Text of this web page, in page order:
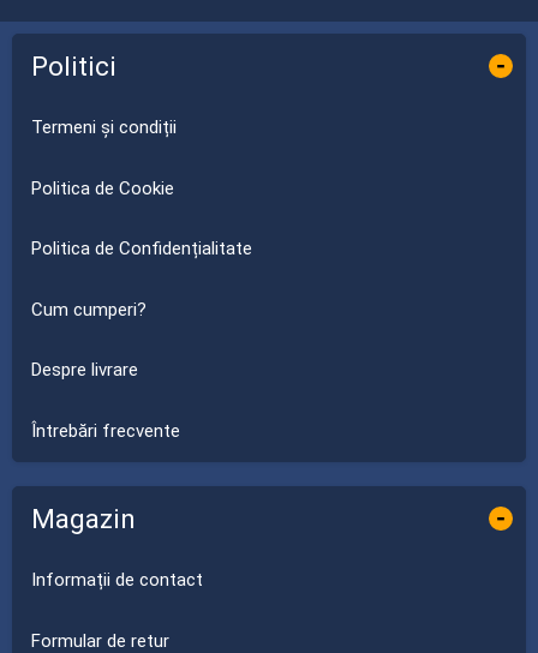
Politici -
Termeni și condiții
Politica de Cookie
Politica de Confidențialitate
Cum cumperi?
Despre livrare
Întrebări frecvente
Magazin -
Informații de contact
Formular de retur